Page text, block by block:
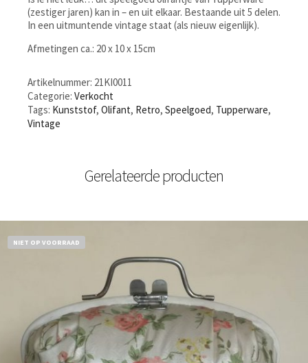
(zestiger jaren) kan in – en uit elkaar. Bestaande uit 5 delen.
In een uitmuntende vintage staat (als nieuw eigenlijk).
Afmetingen ca.: 20 x 10 x 15cm
Artikelnummer: 21KI0011
Categorie: Verkocht
Tags: Kunststof, Olifant, Retro, Speelgoed, Tupperware,
Vintage
Gerelateerde producten
NIET OP VOORRAAD